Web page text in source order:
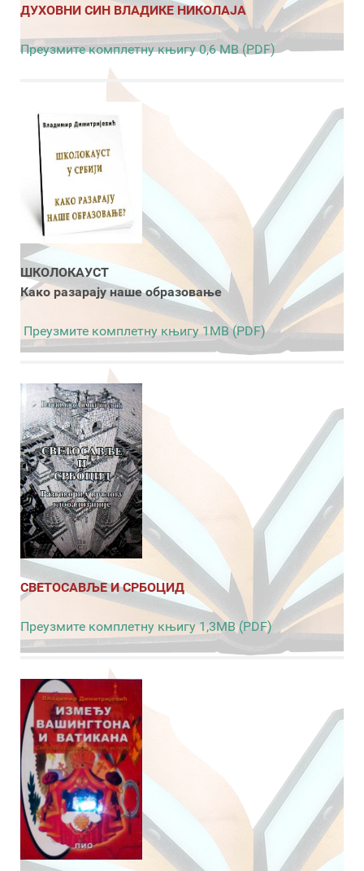
ДУХОВНИ СИН ВЛАДИКЕ НИКОЛАЈА
Преузмите комплетну књигу 0,6 MB (PDF)
ШКОЛОКАУСТ
Како разарају наше образовање
Преузмите комплетну књигу 1MB (PDF)
СВЕТОСАВЉЕ И СРБОЦИД
Преузмите комплетну књигу 1,3MB (PDF)